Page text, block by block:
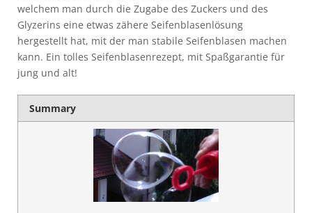
welchem man durch die Zugabe des Zuckers und des
Glyzerins eine etwas zähere Seifenblasenlösung
hergestellt hat, mit der man stabile Seifenblasen machen
kann. Ein tolles Seifenblasenrezept, mit Spaßgarantie für
jung und alt!
Summary